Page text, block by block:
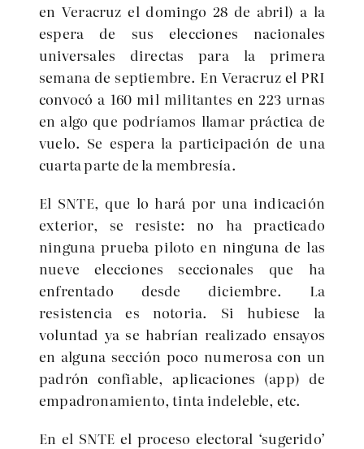
en Veracruz el domingo 28 de abril) a la
espera de sus elecciones nacionales
universales directas para la primera
semana de septiembre. En Veracruz el PRI
convocó a 160 mil militantes en 223 urnas
en algo que podríamos llamar práctica de
vuelo. Se espera la participación de una
cuarta parte de la membresía.
El SNTE, que lo hará por una indicación
exterior, se resiste: no ha practicado
ninguna prueba piloto en ninguna de las
nueve elecciones seccionales que ha
enfrentado desde diciembre. La
resistencia es notoria. Si hubiese la
voluntad ya se habrían realizado ensayos
en alguna sección poco numerosa con un
padrón confiable, aplicaciones (app) de
empadronamiento, tinta indeleble, etc.
En el SNTE el proceso electoral ‘sugerido’